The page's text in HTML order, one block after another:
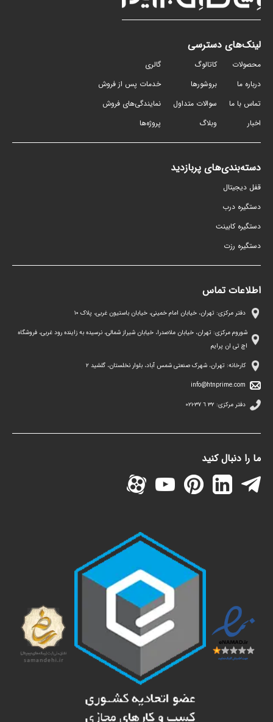
لینک‌های دسترسی
محصولات
درباره ما
تماس با ما
اخبار
کاتالوگ
بروشورها
سوالات متداول
وبلاگ
گالری
خدمات پس از فروش
نمایندگی‌های فروش
پروژه‌ها
دسته‌بندی‌های پربازدید
قفل دیجیتال
دستگیره درب
دستگیره کابینت
دستگیره رزت
اطلاعات تماس
دفتر مرکزی: تهران، خیابان امام خمینی، خیابان باستیون غربی، پلاک ١٠
شوروم مرکزی: تهران، خیابان ملاصدرا، خیابان شیراز شمالی، نرسیده به زاینده رود غربی، فروشگاه
اچ تی ان پرایم
کارخانه: تهران، شهرک صنعتی شمس آباد، بلوار نخلستان، گلشید ۲
info@htnprime.com
دفتر مرکزی: ٣٢ ٦ ٣٧-٠٢١
ما را دنبال کنید